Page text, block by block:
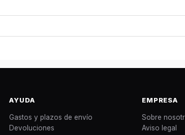
AYUDA
Gastos y plazos de envío
Devoluciones
EMPRESA
Sobre
Aviso legal